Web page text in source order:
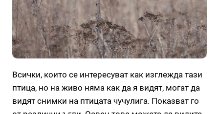
Всички, които се интересуват как изглежда тази
птица, но на живо няма как да я видят, могат да
видят снимки на птицата чучулига. Показват го